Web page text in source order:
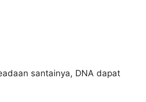
santainya, DNA dapat